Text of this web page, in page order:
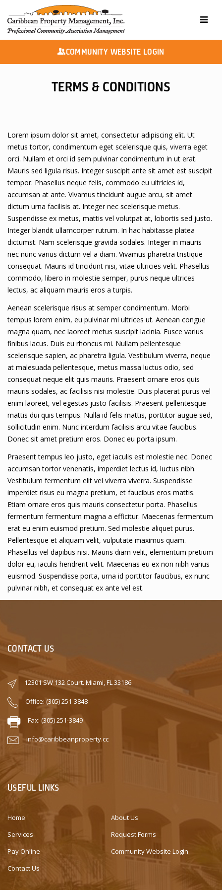
COMMUNITY WEBSITE LOGIN
TERMS & CONDITIONS
Lorem ipsum dolor sit amet, consectetur adipiscing elit. Ut
metus tortor, condimentum eget scelerisque quis, viverra eget
orci. Nullam et orci id sem pulvinar condimentum in ut erat.
Mauris sed ligula risus. Integer suscipit ante sit amet est suscipit
tempor. Phasellus neque felis, commodo eu ultricies id,
accumsan at ante. Vivamus tincidunt augue arcu, sit amet
dictum urna facilisis at. Integer nec scelerisque metus.
Suspendisse ex metus, mattis vel volutpat at, lobortis sed justo.
Integer blandit ullamcorper rutrum. In hac habitasse platea
dictumst. Nam scelerisque gravida sodales. Integer in mauris
nec nunc varius dictum vel a diam. Vivamus pharetra tristique
consequat. Mauris id tincidunt nisi, vitae ultricies velit. Phasellus
commodo, libero in molestie semper, purus neque ultrices
lectus, ac aliquam mauris eros a turpis.
Aenean scelerisque risus at semper condimentum. Morbi
tempus lorem enim, eu pulvinar mi ultrices ut. Aenean congue
magna quam, nec laoreet metus suscipit lacinia. Fusce varius
finibus lacus. Duis eu rhoncus mi. Nullam pellentesque
scelerisque sapien, ac pharetra ligula. Vestibulum viverra, neque
at malesuada pellentesque, metus massa luctus odio, sed
consequat neque elit quis mauris. Praesent ornare eros quis
mauris sodales, ac facilisis nisi molestie. Duis placerat purus vel
enim laoreet, vel egestas justo facilisis. Praesent pellentesque
mattis dui quis tempus. Nulla id felis mattis, porttitor augue sed,
sollicitudin enim. Nunc interdum facilisis arcu vitae faucibus.
Donec sit amet pretium eros. Donec eu porta ipsum.
Praesent tempus leo justo, eget iaculis est molestie nec. Donec
accumsan tortor venenatis, imperdiet lectus id, luctus nibh.
Vestibulum fermentum elit vel viverra viverra. Suspendisse
imperdiet risus eu magna pretium, et faucibus eros mattis.
Etiam ornare eros quis mauris consectetur porta. Phasellus
fermentum fermentum magna a efficitur. Maecenas fermentum
erat eu enim euismod pretium. Sed molestie aliquet purus.
Pellentesque et aliquam velit, vulputate maximus quam.
Phasellus vel dapibus nisi. Mauris diam velit, elementum pretium
dolor eu, iaculis hendrerit velit. Maecenas eu ex non nibh varius
euismod. Suspendisse porta, urna id porttitor faucibus, ex nunc
pulvinar nibh, et consequat ex ante vel est.
CONTACT US
12301 SW 132 Court. Miami, FL 33186
Office: (305) 251-3848
Fax: (305) 251-3849
info@caribbeanproperty.cc
USEFUL LINKS
Home
About Us
Services
Request Forms
Pay Online
Community Website Login
Contact Us